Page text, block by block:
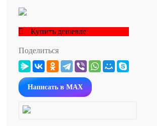
Купить дешевле
Поделиться
Написать в MAX